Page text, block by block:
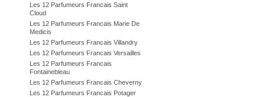
Les 12 Parfumeurs Francais Saint
Cloud
Les 12 Parfumeurs Francais Marie De
Medicis
Les 12 Parfumeurs Francais Villandry
Les 12 Parfumeurs Francais Versailles
Les 12 Parfumeurs Francais
Fontainebleau
Les 12 Parfumeurs Francais Cheverny
Les 12 Parfumeurs Francais Potager